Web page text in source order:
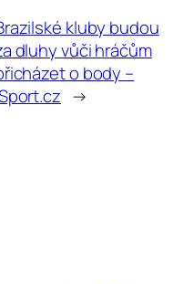
kluby budou
dluhy vůči hráčům
o body –
→